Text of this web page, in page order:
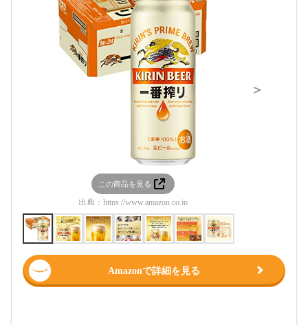
この商品を見る
出典： https://www.amazon.co.jp
＞
Amazonで詳細を見る